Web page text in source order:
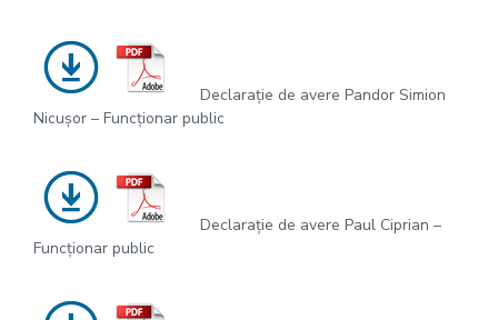
Declarație de avere Pandor Simion
Nicușor – Funcționar public
Declarație de avere Paul Ciprian –
Funcționar public